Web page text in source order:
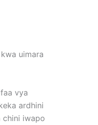
uimara
vya
ardhini
chini iwapo